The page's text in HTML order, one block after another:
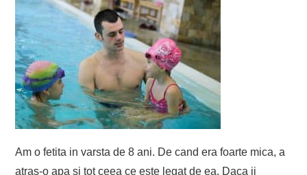
Am o fetita in varsta de 8 ani. De cand era foarte mica, a
atras-o apa si tot ceea ce este legat de ea. Daca ii